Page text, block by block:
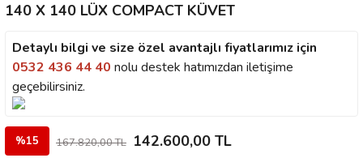
140 X 140 LÜX COMPACT KÜVET
Detaylı bilgi ve size özel avantajlı fiyatlarımız için
0532 436 44 40 nolu destek hatımızdan iletişime
geçebilirsiniz.
%15 167.820,00 TL 142.600,00 TL